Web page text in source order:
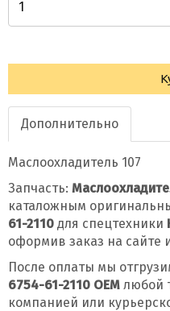
Дополнительно
Маслоохладитель 107
Запчасть:
каталожным
61-2110 для спецтехники
оформив заказ на сайте
После оплаты мы
6754-61-2110 OEM любой
компанией или